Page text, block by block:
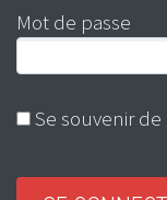
Mot de passe
Se souvenir de